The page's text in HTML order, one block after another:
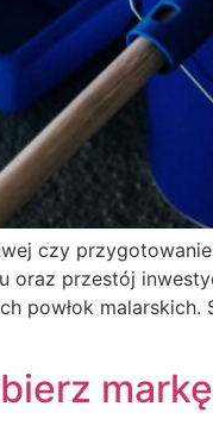
czy
oraz przestój
powłok